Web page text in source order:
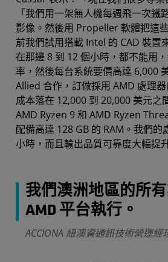
「我們用一架無人機每週飛一次鐵
影像。然後用 Propeller 軟體把這
前我們試用搭載 Intel 的 CAD 裝置
在那邊 8 到 12 個小時，都不能用
率，然後每台系統要價高達 6,000
Allied 合作，訂做採用 AMD 處理器
成本落在 12,000 到 20,000 美元之
AMD Ryzen 9 和 AMD Ryzen
配備高達 128 GB 的 RAM。我們的
小時，而且輸出品質可靠度大幅提升
我們澳洲地區的所
AMD 平台執行。
ACCIONA 紐澳資通訊技術營運經